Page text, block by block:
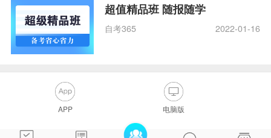
超值精品班 随报随学
自考365 2022-01-16
APP 电脑版